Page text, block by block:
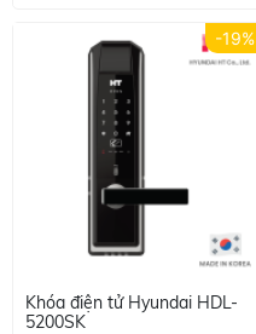
Khóa điện tử Hyundai HDL-
5200SK
-19%